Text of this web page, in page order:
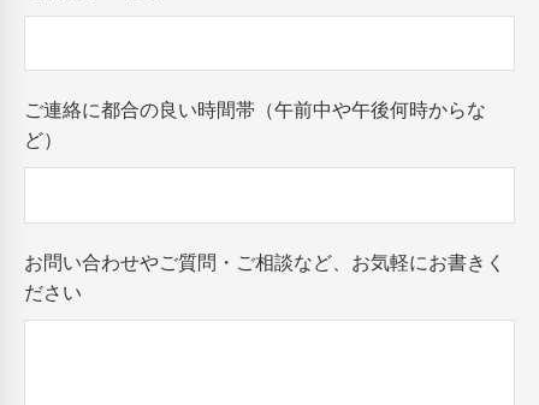
ご連絡に都合の良い時間帯（午前中や午後何時からな
ど）
お問い合わせやご質問・ご相談など、お気軽にお書きく
ださい